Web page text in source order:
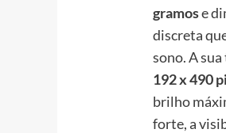
gramose
discreta
sono. A
192 x 490
brilho
forte, a